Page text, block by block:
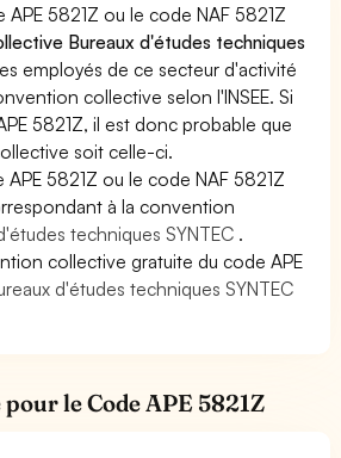
5821Z ou le code NAF 5821Z
Bureaux d'études techniques
employés de ce secteur d'activité
collective selon l'INSEE. Si
5821Z, il est donc probable que
soit celle-ci.
5821Z ou le code NAF 5821Z
à la convention
techniques SYNTEC .
collective gratuite du code APE
d'études techniques SYNTEC
le Code APE 5821Z